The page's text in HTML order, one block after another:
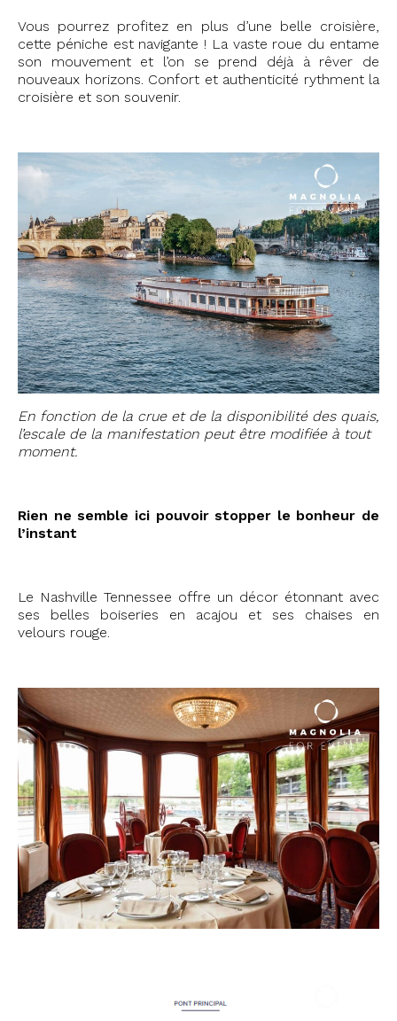
Vous pourrez profitez en plus d’une belle croisière,
cette péniche est navigante ! La vaste roue du entame
son mouvement et l’on se prend déjà à rêver de
nouveaux horizons. Confort et authenticité rythment la
croisière et son souvenir.
En fonction de la crue et de la disponibilité des quais,
l’escale de la manifestation peut être modifiée à tout
moment.
Rien ne semble ici pouvoir stopper le bonheur de
l’instant
Le Nashville Tennessee offre un décor étonnant avec
ses belles boiseries en acajou et ses chaises en
velours rouge.